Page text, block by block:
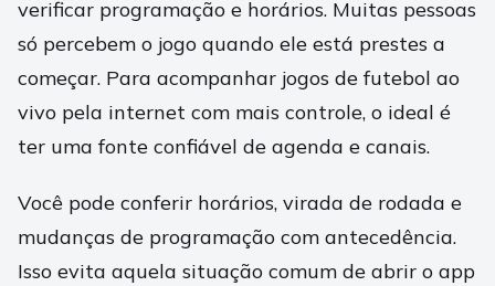
verificar programação e horários. Muitas pessoas
só percebem o jogo quando ele está prestes a
começar. Para acompanhar jogos de futebol ao
vivo pela internet com mais controle, o ideal é
ter uma fonte confiável de agenda e canais.
Você pode conferir horários, virada de rodada e
mudanças de programação com antecedência.
Isso evita aquela situação comum de abrir o app